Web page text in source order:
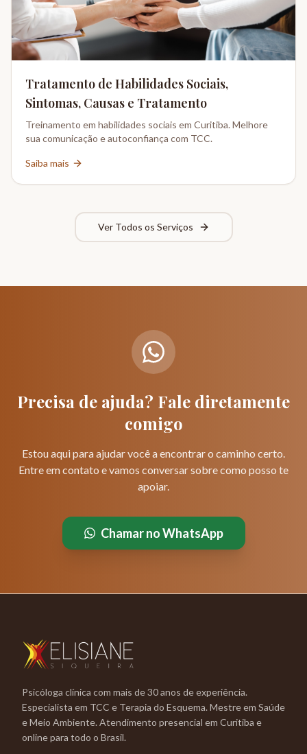
Tratamento de Habilidades Sociais,
Sintomas, Causas e Tratamento
Treinamento em habilidades sociais em Curitiba. Melhore
sua comunicação e autoconfiança com TCC.
Saiba mais
Ver Todos os Serviços
Precisa de ajuda? Fale diretamente
comigo
Estou aqui para ajudar você a encontrar o caminho certo.
Entre em contato e vamos conversar sobre como posso te
apoiar.
Chamar no WhatsApp
Psicóloga clínica com mais de 30 anos de experiência.
Especialista em TCC e Terapia do Esquema. Mestre em Saúde
e Meio Ambiente. Atendimento presencial em Curitiba e
online para todo o Brasil.